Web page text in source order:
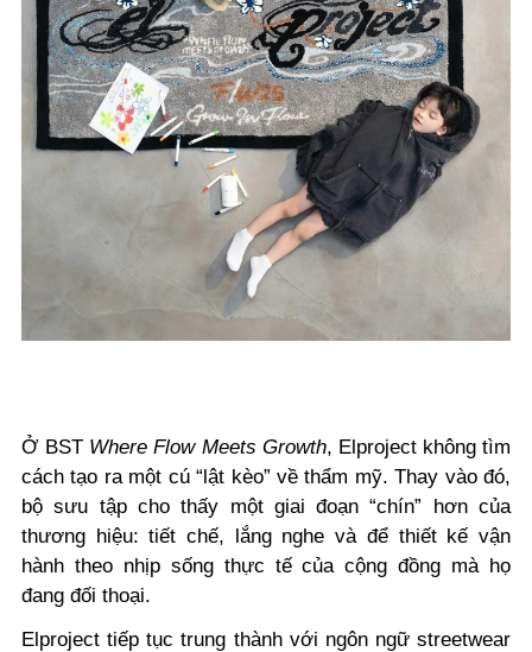
Ở BST Where Flow Meets Growth, Elproject không tìm
cách tạo ra một cú “lật kèo” về thẩm mỹ. Thay vào đó,
bộ sưu tập cho thấy một giai đoạn “chín” hơn của
thương hiệu: tiết chế, lắng nghe và để thiết kế vận
hành theo nhịp sống thực tế của cộng đồng mà họ
đang đối thoại.
Elproject tiếp tục trung thành với ngôn ngữ streetwear